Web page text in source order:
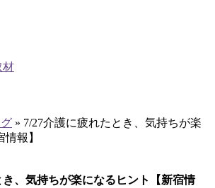
材
» 7/27介護に疲れたとき、気持ちが楽
報】
き、気持ちが楽になるヒント【新宿情